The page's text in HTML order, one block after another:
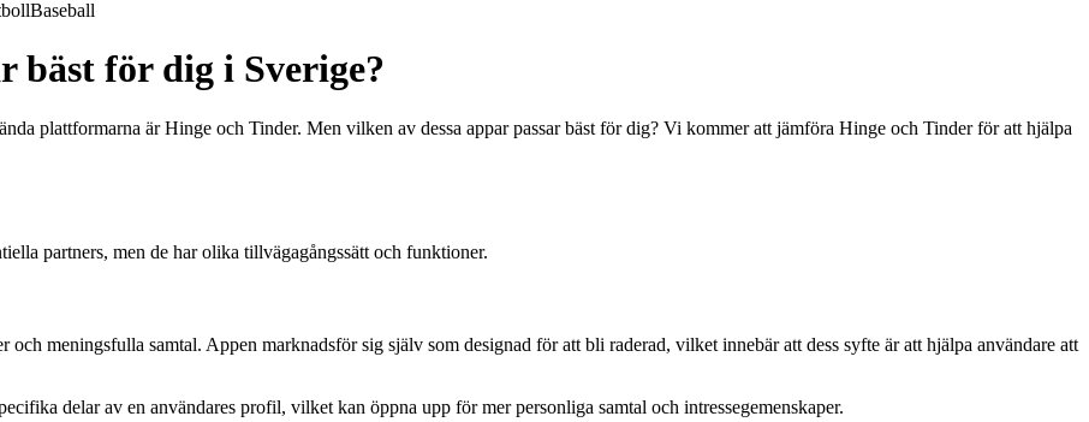
Baseball
bäst för dig i Sverige?
plattformarna är Hinge och Tinder. Men vilken av dessa appar passar bäst för dig? Vi kommer att jämföra Hinge och Tinder för att hjälpa
partners, men de har olika tillvägagångssätt och funktioner.
meningsfulla samtal. Appen marknadsför sig själv som designad för att bli raderad, vilket innebär att dess syfte är att hjälpa användare att
delar av en användares profil, vilket kan öppna upp för mer personliga samtal och intressegemenskaper.